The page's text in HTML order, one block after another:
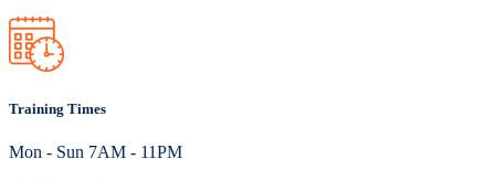
Training Times
Mon - Sun 7AM - 11PM